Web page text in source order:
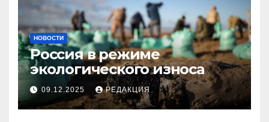
НОВОСТИ
Россия в режиме
экологического износа
09.12.2025 РЕДАКЦИЯ